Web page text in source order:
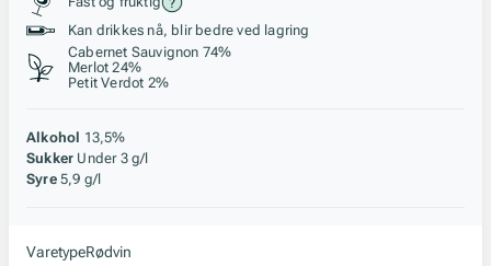
Kan drikkes nå, blir bedre ved lagring
Cabernet Sauvignon 74%
Merlot 24%
Petit Verdot 2%
Alkohol 13,5%
Sukker Under 3 g/l
Syre 5,9 g/l
VaretypeRødvin